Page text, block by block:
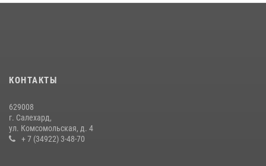
20 июля 2026, 09:03
КОНТАКТЫ
629008
г. Салехард,
ул. Комсомольская, д. 4
+ 7 (34922) 3-48-70